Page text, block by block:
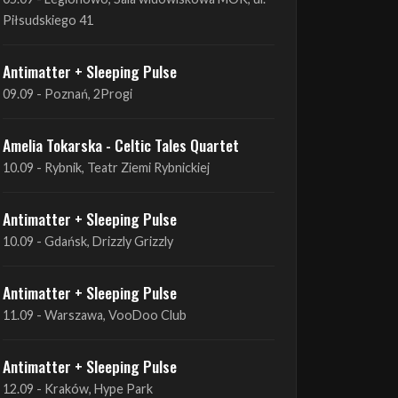
Piłsudskiego 41
Antimatter + Sleeping Pulse
09.09 - Poznań, 2Progi
Amelia Tokarska - Celtic Tales Quartet
10.09 - Rybnik, Teatr Ziemi Rybnickiej
Antimatter + Sleeping Pulse
10.09 - Gdańsk, Drizzly Grizzly
Antimatter + Sleeping Pulse
11.09 - Warszawa, VooDoo Club
Antimatter + Sleeping Pulse
12.09 - Kraków, Hype Park